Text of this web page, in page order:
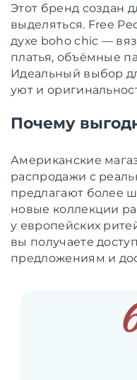
Этот бренд создан
выделяться. Free
духе boho chic —
платья, объёмные
Идеальный выбор
уют и
Почему
Американские
распродажи с
предлагают более
новые коллекции
у европейских
вы получаете
предложениям и